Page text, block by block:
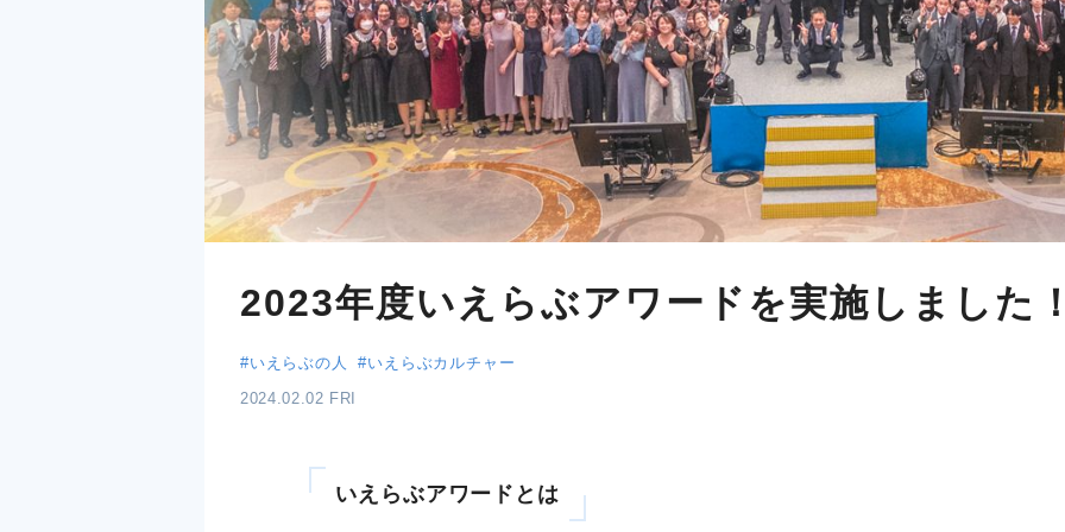
2023年度いえらぶアワードを実施しました
#いえらぶの人
#いえらぶカルチャー
2024.02.02 FRI
いえらぶアワードとは